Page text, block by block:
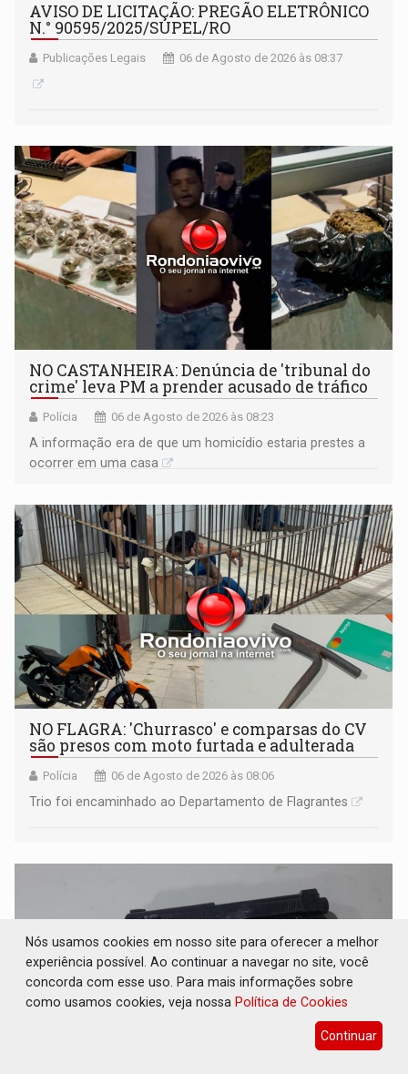
AVISO DE LICITAÇÃO: PREGÃO ELETRÔNICO
N.° 90595/2025/SUPEL/RO
Publicações Legais 06 de Agosto de 2026 às 08:37
NO CASTANHEIRA: ​Denúncia de 'tribunal do
crime' leva PM a prender acusado de tráfico
Polícia 06 de Agosto de 2026 às 08:23
A informação era de que um homicídio estaria prestes a
ocorrer em uma casa
NO FLAGRA: 'Churrasco' e comparsas do CV
são presos com moto furtada e adulterada
Polícia 06 de Agosto de 2026 às 08:06
Trio foi encaminhado ao Departamento de Flagrantes
Nós usamos cookies em nosso site para oferecer a melhor
experiência possível. Ao continuar a navegar no site, você
concorda com esse uso. Para mais informações sobre
como usamos cookies, veja nossa Política de Cookies
Continuar